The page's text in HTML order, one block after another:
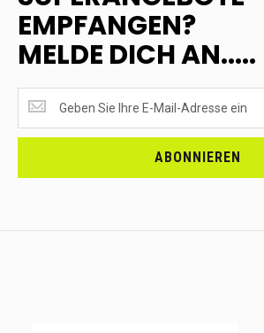
EMPFANGEN?
MELDE DICH AN.....
EMPFANGEN?
<br>MELDE
ABONNIEREN